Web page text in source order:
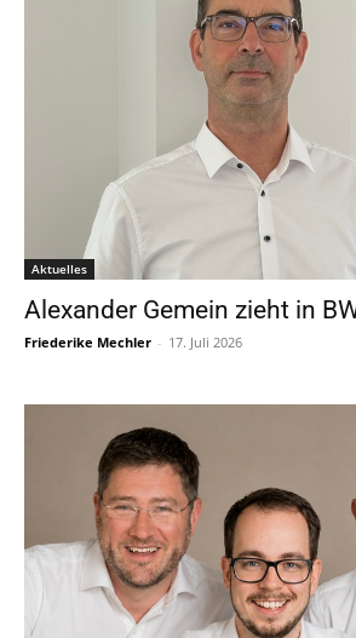
Aktuelles
Alexander Gemein zieht in
Friederike Mechler - 17. Juli 2026